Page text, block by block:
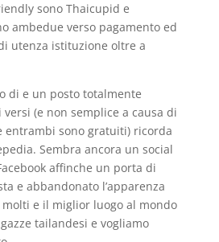
sono Thaicupid e
ambedue verso pagamento ed
utenza istituzione oltre a
di e un posto totalmente
(e non semplice a causa di
entrambi sono gratuiti) ricorda
Sembra ancora un social
affinche un porta di
e abbandonato l’apparenza
e il miglior luogo al mondo
tailandesi e vogliamo